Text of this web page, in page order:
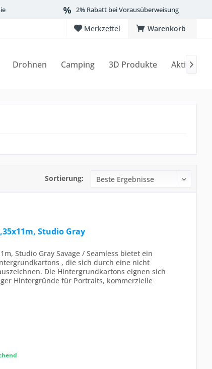
2% Rabatt bei Vorausüberweisung
Warenkorb
Merkzettel
Drohnen Camping 3D Produkte Aktionen

Sortierung:
Studio Gray
Studio Gray Savage / Seamless bietet ein
, die sich durch eine nicht
Die Hintergrundkartons eignen sich
Hintergründe für Portraits, kommerzielle